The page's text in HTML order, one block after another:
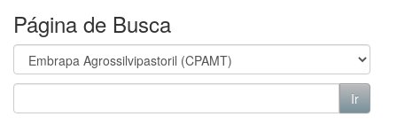
Página de Busca